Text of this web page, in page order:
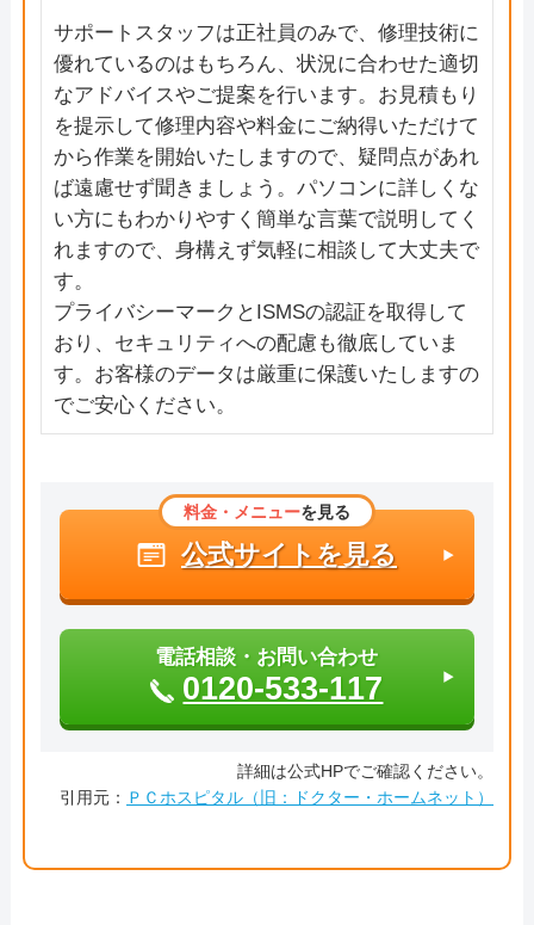
サポートスタッフは正社員のみで、修理技術に
優れているのはもちろん、状況に合わせた適切
なアドバイスやご提案を行います。お見積もり
を提示して修理内容や料金にご納得いただけて
から作業を開始いたしますので、疑問点があれ
ば遠慮せず聞きましょう。パソコンに詳しくな
い方にもわかりやすく簡単な言葉で説明してく
れますので、身構えず気軽に相談して大丈夫で
す。
プライバシーマークとISMSの認証を取得して
おり、セキュリティへの配慮も徹底していま
す。お客様のデータは厳重に保護いたしますの
でご安心ください。
料金・メニューを見る
公式サイトを見る
電話相談・お問い合わせ
0120-533-117
詳細は公式HPでご確認ください。
引用元： ＰＣホスピタル（旧：ドクター・ホームネット）